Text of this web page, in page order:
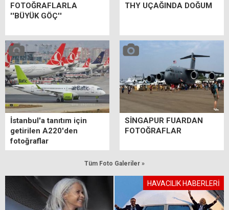
FOTOĞRAFLARLA
''BÜYÜK GÖÇ''
THY UÇAĞINDA DOĞUM
İstanbul'a tanıtım için
getirilen A220'den
fotoğraflar
SİNGAPUR FUARDAN
FOTOĞRAFLAR
Tüm Foto Galeriler »
HAVACILIK HABERLERİ